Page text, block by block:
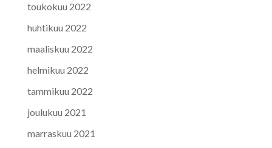
toukokuu 2022
huhtikuu 2022
maaliskuu 2022
helmikuu 2022
tammikuu 2022
joulukuu 2021
marraskuu 2021